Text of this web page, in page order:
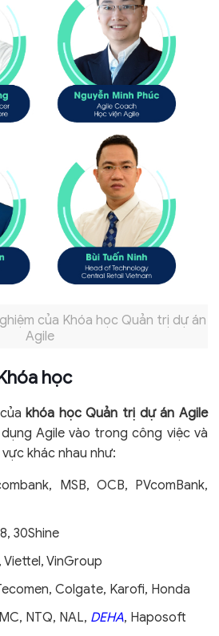
của Khóa học Quản trị dự án
Agile
học
khóa học Quản trị dự án Agile
Agile vào trong công việc và
khác nhau như:
MSB, OCB, PVcomBank,
30Shine
VinGroup
Colgate, Karofi, Honda
NTQ, NAL, DEHA, Haposoft